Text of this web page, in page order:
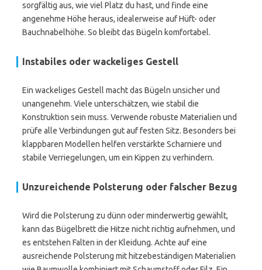
sorgfältig aus, wie viel Platz du hast, und finde eine
angenehme Höhe heraus, idealerweise auf Hüft- oder
Bauchnabelhöhe. So bleibt das Bügeln komfortabel.
Instabiles oder wackeliges Gestell
Ein wackeliges Gestell macht das Bügeln unsicher und
unangenehm. Viele unterschätzen, wie stabil die
Konstruktion sein muss. Verwende robuste Materialien und
prüfe alle Verbindungen gut auf festen Sitz. Besonders bei
klappbaren Modellen helfen verstärkte Scharniere und
stabile Verriegelungen, um ein Kippen zu verhindern.
Unzureichende Polsterung oder falscher Bezug
Wird die Polsterung zu dünn oder minderwertig gewählt,
kann das Bügelbrett die Hitze nicht richtig aufnehmen, und
es entstehen Falten in der Kleidung. Achte auf eine
ausreichende Polsterung mit hitzebeständigen Materialien